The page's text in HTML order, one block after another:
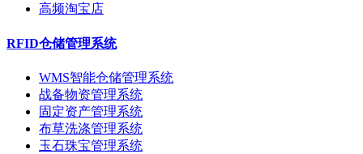
高频淘宝店
RFID仓储管理系统
WMS智能仓储管理系统
战备物资管理系统
固定资产管理系统
布草洗涤管理系统
玉石珠宝管理系统